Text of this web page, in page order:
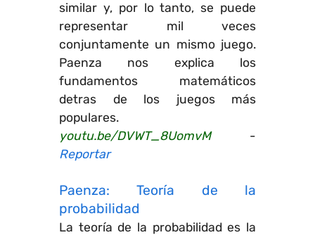
similar y, por lo tanto, se puede
representar mil veces
conjuntamente un mismo juego.
Paenza nos explica los
fundamentos matemáticos
detras de los juegos más
populares.
youtu.be/DVWT_8UomvM-
Reportar
Paenza: Teoría de la
probabilidad
La teoría de la probabilidad es la